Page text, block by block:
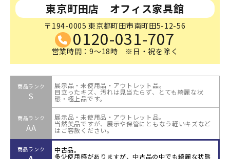
東京町田店 オフィス家具館
〒194-0005 東京都町田市南町田5-12-56
0120-031-707
営業時間：9～18時 ※日・祝を除く
商品ランク
S
展示品・未使用品・アウトレット品。
目立ったキズ、汚れは見当たらず、とても綺麗な状
態・極上品です。
商品ランク
AA
展示品・未使用品・アウトレット品。
当然美品ですが、展示や保管にともなう軽いキズなど
はご容赦ください。
商品ランク 中古品。
多少使用感がありますが、中古品の中でも綺麗な状態